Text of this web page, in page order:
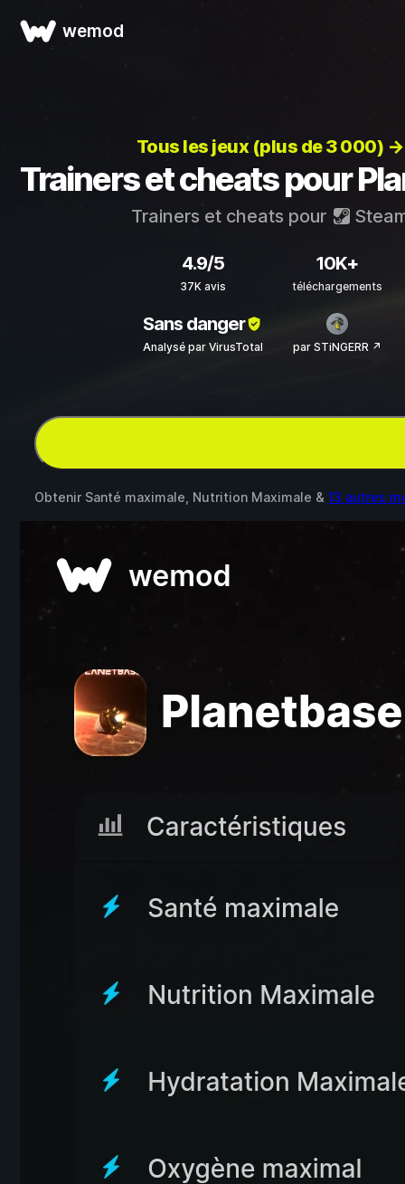
wemod
Tous les jeux (plus de 3 000) →
Trainers et cheats pour
Trainers et cheats pour
4.9/5
37K avis
10K+
téléchargements
Sans danger
Analysé par VirusTotal par STiNGERR ↗
Obtenir Santé maximale, Nutrition Maximale & 13 autres